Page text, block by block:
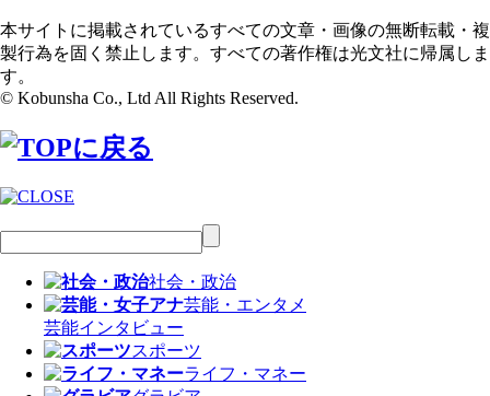
本サイトに掲載されているすべての文章・画像の無断転載・複
製行為を固く禁止します。すべての著作権は光文社に帰属しま
す。
© Kobunsha Co., Ltd All Rights Reserved.
社会・政治
芸能・エンタメ
芸能インタビュー
スポーツ
ライフ・マネー